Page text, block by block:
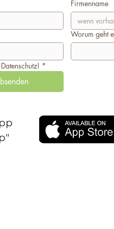
Firmenname
Worum geht
*